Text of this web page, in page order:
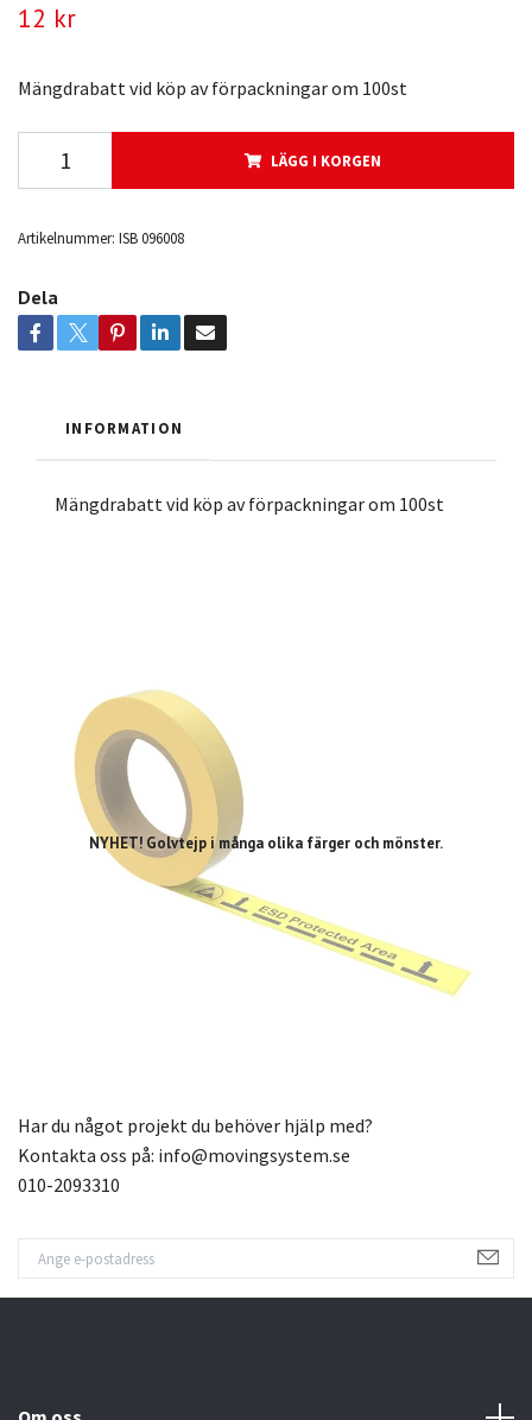
NYHET! Golvtejp i många olika färger och mönster.
Har du något projekt du behöver hjälp med?
Kontakta oss på: info@movingsystem.se
010-2093310
12 kr
Mängdrabatt vid köp av förpackningar om 100st
LÄGG I KORGEN
Artikelnummer: ISB 096008
Dela
INFORMATION
Mängdrabatt vid köp av förpackningar om 100st